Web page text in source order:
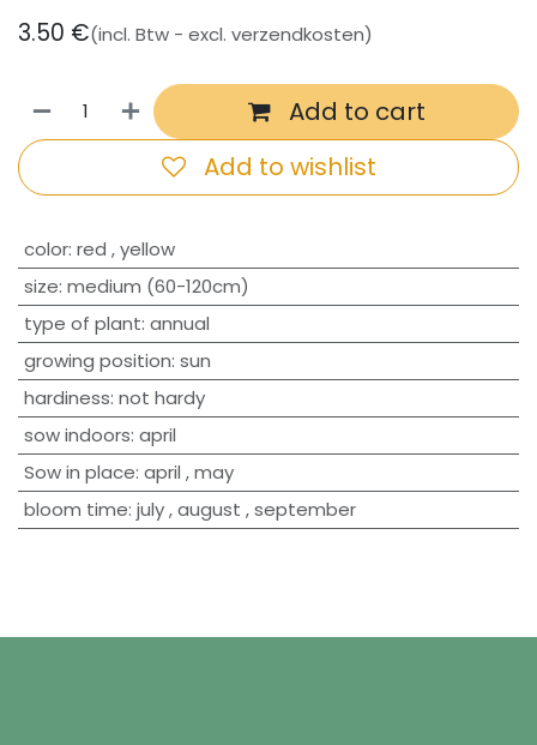
3.50 €(incl. Btw - excl. verzendkosten)
Add to cart
Add to wishlist
​color: red ,yellow
size: medium (60-120cm)
type of plant: annual
growing position: sun
hardiness: not hardy
sow indoors: april
Sow in place: april ,may
bloom time: july,august ,september